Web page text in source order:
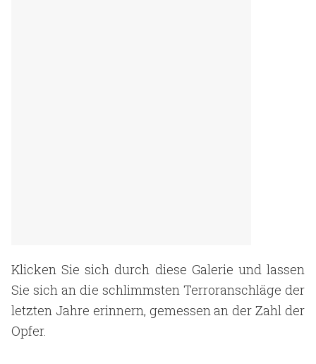
Klicken Sie sich durch diese Galerie und lassen
Sie sich an die schlimmsten Terroranschläge der
letzten Jahre erinnern, gemessen an der Zahl der
Opfer.